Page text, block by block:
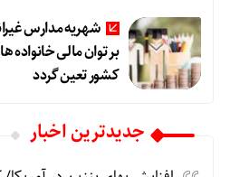
شهریه مدارس
بر توان مالی خانواده
کشور تعین گردد
جديدترين اخبار